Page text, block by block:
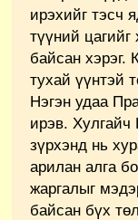
ирэхийг тэсч
түүний
байсан хэрэг.
тухай үүнтэй
Нэгэн удаа
ирэв.
зүрхэнд нь
арилан алга
жаргалыг
байсан бүх